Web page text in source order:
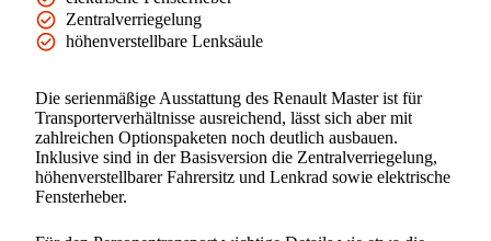
Zentralverriegelung
höhenverstellbare Lenksäule
Die serienmäßige Ausstattung des Renault Master ist für
Transporterverhältnisse ausreichend, lässt sich aber mit
zahlreichen Optionspaketen noch deutlich ausbauen.
Inklusive sind in der Basisversion die Zentralverriegelung,
höhenverstellbarer Fahrersitz und Lenkrad sowie elektrische
Fensterheber.